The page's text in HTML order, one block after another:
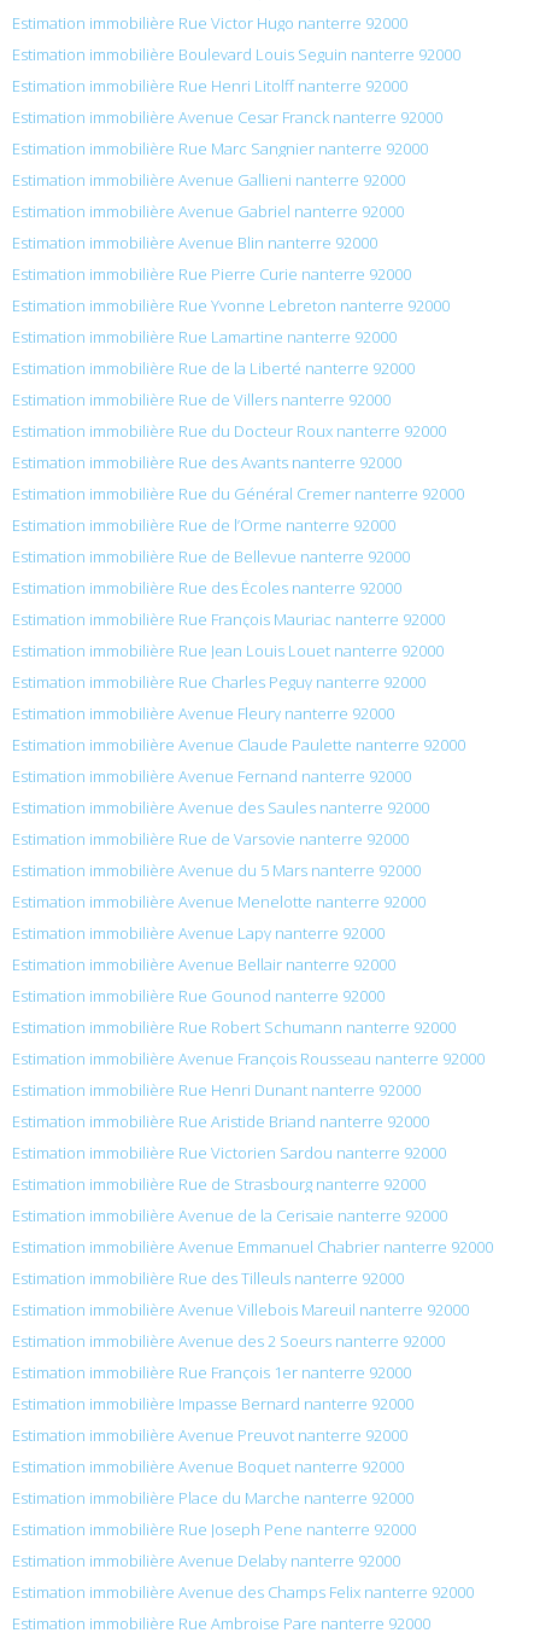
Estimation immobilière Rue Victor Hugo nanterre 92000
Estimation immobilière Boulevard Louis Seguin nanterre 92000
Estimation immobilière Rue Henri Litolff nanterre 92000
Estimation immobilière Avenue Cesar Franck nanterre 92000
Estimation immobilière Rue Marc Sangnier nanterre 92000
Estimation immobilière Avenue Gallieni nanterre 92000
Estimation immobilière Avenue Gabriel nanterre 92000
Estimation immobilière Avenue Blin nanterre 92000
Estimation immobilière Rue Pierre Curie nanterre 92000
Estimation immobilière Rue Yvonne Lebreton nanterre 92000
Estimation immobilière Rue Lamartine nanterre 92000
Estimation immobilière Rue de la Liberté nanterre 92000
Estimation immobilière Rue de Villers nanterre 92000
Estimation immobilière Rue du Docteur Roux nanterre 92000
Estimation immobilière Rue des Avants nanterre 92000
Estimation immobilière Rue du Général Cremer nanterre 92000
Estimation immobilière Rue de l’Orme nanterre 92000
Estimation immobilière Rue de Bellevue nanterre 92000
Estimation immobilière Rue des Écoles nanterre 92000
Estimation immobilière Rue François Mauriac nanterre 92000
Estimation immobilière Rue Jean Louis Louet nanterre 92000
Estimation immobilière Rue Charles Peguy nanterre 92000
Estimation immobilière Avenue Fleury nanterre 92000
Estimation immobilière Avenue Claude Paulette nanterre 92000
Estimation immobilière Avenue Fernand nanterre 92000
Estimation immobilière Avenue des Saules nanterre 92000
Estimation immobilière Rue de Varsovie nanterre 92000
Estimation immobilière Avenue du 5 Mars nanterre 92000
Estimation immobilière Avenue Menelotte nanterre 92000
Estimation immobilière Avenue Lapy nanterre 92000
Estimation immobilière Avenue Bellair nanterre 92000
Estimation immobilière Rue Gounod nanterre 92000
Estimation immobilière Rue Robert Schumann nanterre 92000
Estimation immobilière Avenue François Rousseau nanterre 92000
Estimation immobilière Rue Henri Dunant nanterre 92000
Estimation immobilière Rue Aristide Briand nanterre 92000
Estimation immobilière Rue Victorien Sardou nanterre 92000
Estimation immobilière Rue de Strasbourg nanterre 92000
Estimation immobilière Avenue de la Cerisaie nanterre 92000
Estimation immobilière Avenue Emmanuel Chabrier nanterre 92000
Estimation immobilière Rue des Tilleuls nanterre 92000
Estimation immobilière Avenue Villebois Mareuil nanterre 92000
Estimation immobilière Avenue des 2 Soeurs nanterre 92000
Estimation immobilière Rue François 1er nanterre 92000
Estimation immobilière Impasse Bernard nanterre 92000
Estimation immobilière Avenue Preuvot nanterre 92000
Estimation immobilière Avenue Boquet nanterre 92000
Estimation immobilière Place du Marche nanterre 92000
Estimation immobilière Rue Joseph Pene nanterre 92000
Estimation immobilière Avenue Delaby nanterre 92000
Estimation immobilière Avenue des Champs Felix nanterre 92000
Estimation immobilière Rue Ambroise Pare nanterre 92000